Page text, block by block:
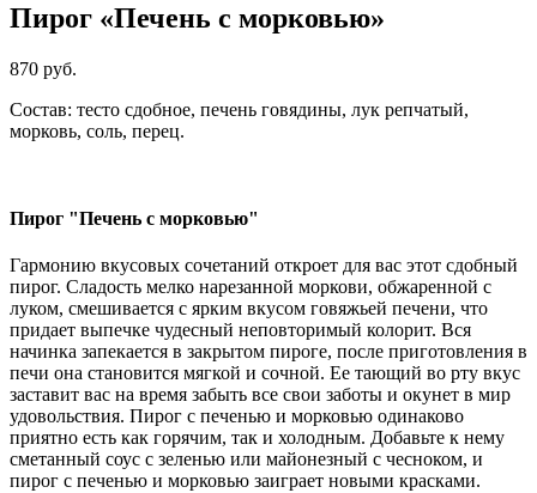
Пирог «Печень с морковью»
870 руб.
Состав: тесто сдобное, печень говядины, лук репчатый,
морковь, соль, перец.
Пирог "Печень с морковью"
Гармонию вкусовых сочетаний откроет для вас этот сдобный
пирог. Сладость мелко нарезанной моркови, обжаренной с
луком, смешивается с ярким вкусом говяжьей печени, что
придает выпечке чудесный неповторимый колорит. Вся
начинка запекается в закрытом пироге, после приготовления в
печи она становится мягкой и сочной. Ее тающий во рту вкус
заставит вас на время забыть все свои заботы и окунет в мир
удовольствия. Пирог с печенью и морковью одинаково
приятно есть как горячим, так и холодным. Добавьте к нему
сметанный соус с зеленью или майонезный с чесноком, и
пирог с печенью и морковью заиграет новыми красками.